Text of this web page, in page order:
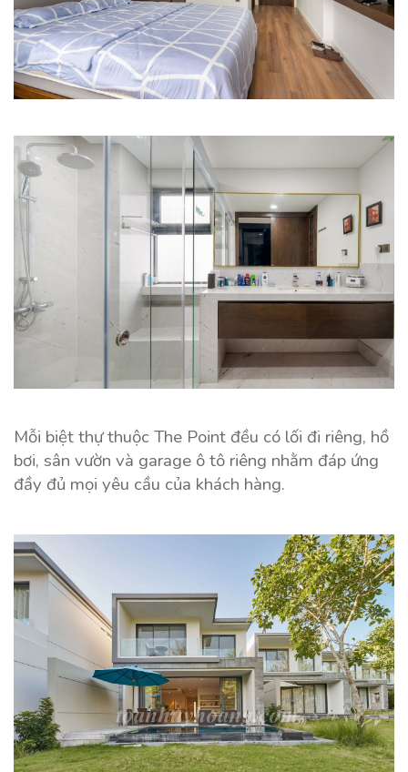
Mỗi biệt thự thuộc The Point đều có lối đi riêng, hồ
bơi, sân vườn và garage ô tô riêng nhằm đáp ứng
đầy đủ mọi yêu cầu của khách hàng.